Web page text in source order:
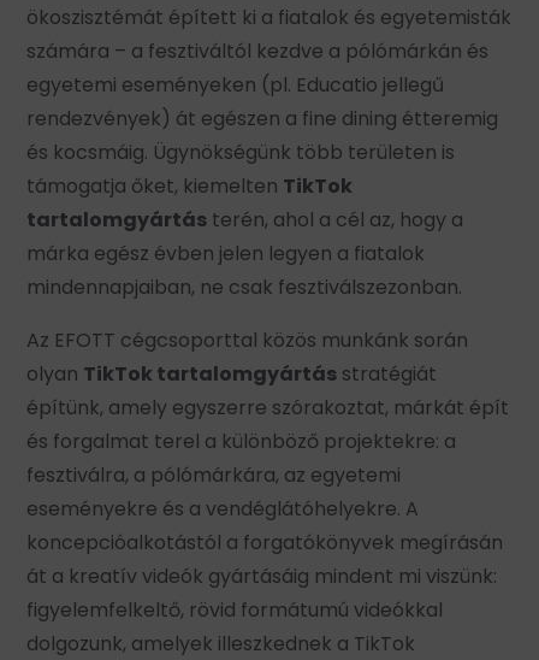
ökoszisztémát épített ki a fiatalok és egyetemisták
számára – a fesztiváltól kezdve a pólómárkán és
egyetemi eseményeken (pl. Educatio jellegű
rendezvények) át egészen a fine dining étteremig
és kocsmáig. Ügynökségünk több területen is
támogatja őket, kiemelten TikTok
tartalomgyártás terén, ahol a cél az, hogy a
márka egész évben jelen legyen a fiatalok
mindennapjaiban, ne csak fesztiválszezonban.
Az EFOTT cégcsoporttal közös munkánk során
olyan TikTok tartalomgyártás stratégiát
építünk, amely egyszerre szórakoztat, márkát épít
és forgalmat terel a különböző projektekre: a
fesztiválra, a pólómárkára, az egyetemi
eseményekre és a vendéglátóhelyekre. A
koncepcióalkotástól a forgatókönyvek megírásán
át a kreatív videók gyártásáig mindent mi viszünk:
figyelemfelkeltő, rövid formátumú videókkal
dolgozunk, amelyek illeszkednek a TikTok